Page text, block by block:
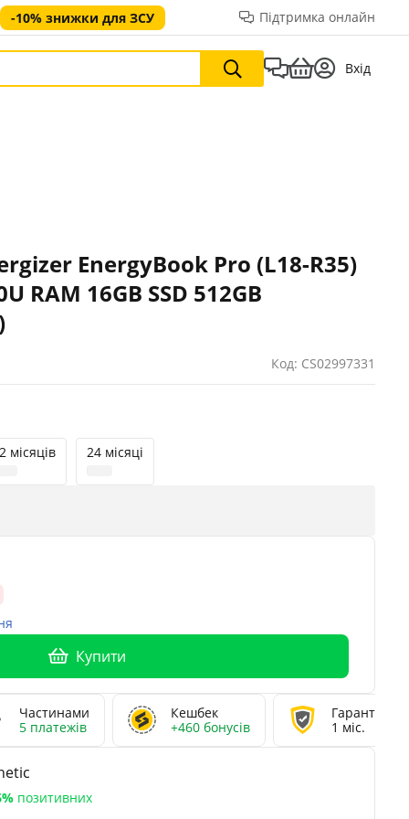
-10% знижки для ЗСУ Підтримка онлайн
Вхід
EnergyBook Pro (L18-R35)
RAM 16GB SSD 512GB
Код: CS02997331
місяців 24 місяці
Купити
Частинами
5 платежів
Кешбек
+460 бонусів
Гарантія
1 міс.
позитивних